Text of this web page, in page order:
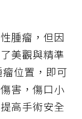
腫瘤，但因
美觀與精準
位置，即可
害，傷口小
高手術安全